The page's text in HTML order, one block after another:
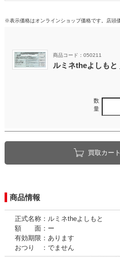
※表示価格はオンラインショップ価格です。店頭
商品コード：050211
ルミネtheよしもと
数
量
買取カー
商品情報
正式名称：ルミネtheよしもと
額 面：ー
有効期限：あります
おつり ：でません